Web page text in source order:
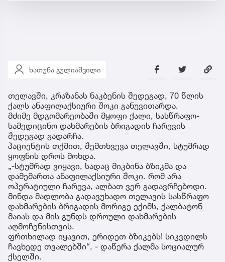
ხათუნა გულიაშვილი
თელავში, კრაზანას ნაკბენის შედეგად, 70 წლის
ქალს ანაფილაქსიური შოკი განუვითარდა.
მძიმე მდგომარეობაში მყოფი ქალი, სასწრაფო-
სამედიცინო დახმარების ბრიგადის ჩარევის
შედეგად გადარჩა.
პაციენტის თქმით, შემთხვევა თელავში, სტუმრად
ყოფნის დროს მოხდა.
„-სტუმრად ვიყავი, სადაც მიკბინა ბზიკმა და
დამემართა ანაფილაქსიური შოკი. რომ არა
ოპერატიული ჩარევა, ალბათ ვერ გადავრჩებოდი.
მინდა მადლობა გადავუხადო თელავის სასწრაფო
დახმარების ბრიგადის მორიგე ექიმს, ქალბატონ
მაიას და მის გუნდს დროული დახმარების
აღმოჩენისთვის.
ფრთხილად იყავით, ერიდეთ ბზიკებს! სიკვდილს
ჩავხედე თვალებში“, - დაწერა ქალმა სოციალურ
ქსელში.